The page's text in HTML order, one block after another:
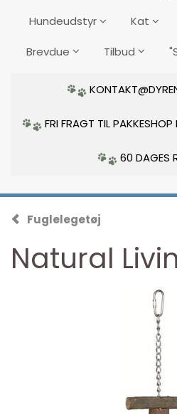
Hundeudstyr Kat
Brevdue Tilbud
FRI FRAGT TIL
60 DAGES
Fuglelegetøj
Natural